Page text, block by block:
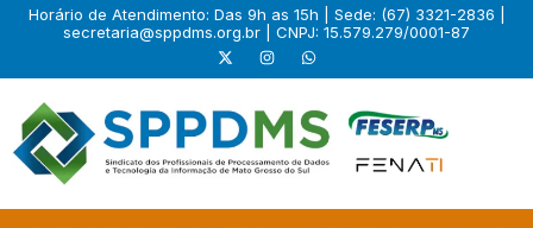
Horário de Atendimento: Das 9h as 15h | Sede: (67) 3321-2836 |
secretaria@sppdms.org.br | CNPJ: 15.579.279/0001-87